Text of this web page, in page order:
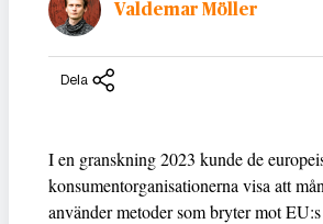
Valdemar Möller
Dela
I en granskning 2023 kunde de
konsumentorganisationerna visa att
använder metoder som bryter mot